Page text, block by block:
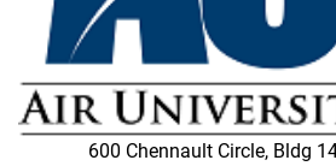
600 Chennault Circle, Bldg